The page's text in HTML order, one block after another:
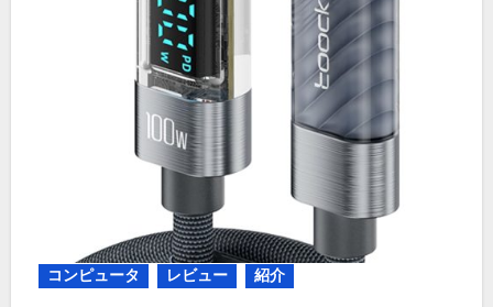
コンピュータ レビュー 紹介